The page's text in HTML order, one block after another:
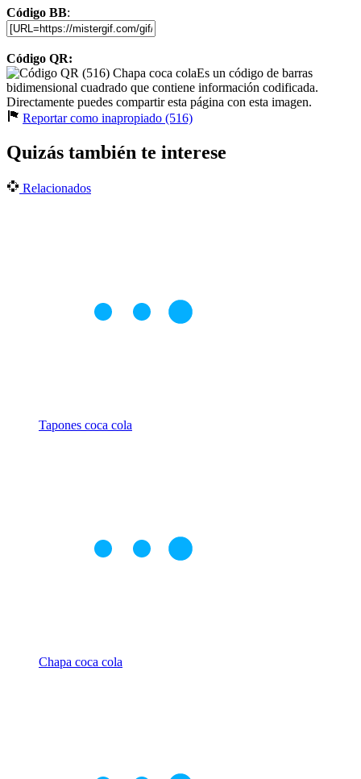
Código BB:
Código QR:
Es un código de barras
bidimensional cuadrado que contiene información codificada.
Directamente puedes compartir esta página con esta imagen.
Reportar como inapropiado (516)
Quizás también te interese
Relacionados
Tapones coca cola
Chapa coca cola